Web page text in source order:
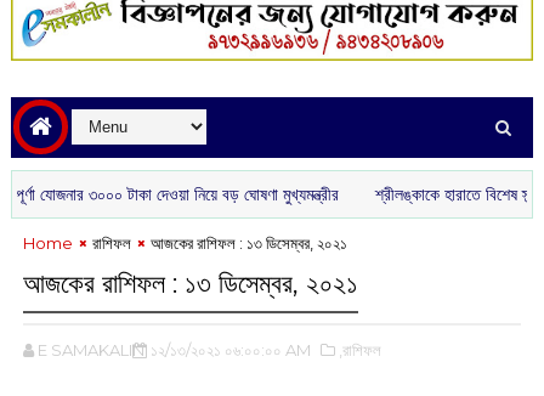
৩০০০ টাকা দেওয়া নিয়ে বড় ঘোষণা মুখ্যমন্ত্রীর শ্রীলঙ্কাকে হারাতে বিশেষ
Home রাশিফল আজকের রাশিফল : ১৩ ডিসেম্বর, ‌২০২১
আজকের রাশিফল : ১৩ ডিসেম্বর, ‌২০২১
E SAMAKALIN ১২/১৩/২০২১ ০৬:০০:০০ AM ,রাশিফল